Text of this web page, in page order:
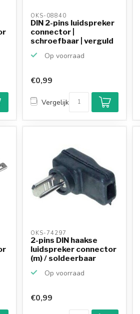
OKS-08840
DIN 2-pins luidspreker
connector |
schroefbaar | verguld
Op voorraad
€0,99
Vergelijk
OKS-74297
2-pins DIN haakse
luidspreker connector
(m) / soldeerbaar
Op voorraad
€0,99